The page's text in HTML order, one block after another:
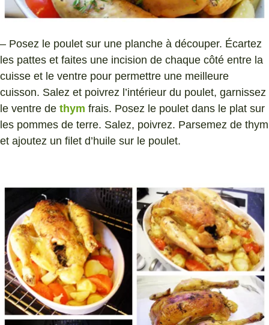
– Posez le poulet sur une planche à découper. Écartez
les pattes et faites une incision de chaque côté entre la
cuisse et le ventre pour permettre une meilleure
cuisson. Salez et poivrez l’intérieur du poulet, garnissez
le ventre de thym frais. Posez le poulet dans le plat sur
les pommes de terre. Salez, poivrez. Parsemez de thym
et ajoutez un filet d’huile sur le poulet.